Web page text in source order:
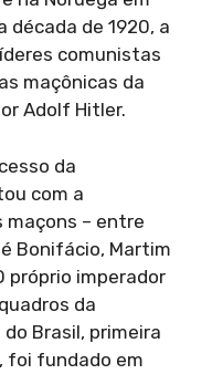
década de 1920, a
comunistas
maçônicas da
Adolf Hitler.
da
com a
– entre
Bonifácio, Martim
próprio imperador
da
Brasil, primeira
foi fundado em